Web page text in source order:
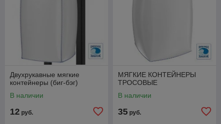
Двухрукавные мягкие
контейнеры (биг-бэг)
В наличии
12 руб.
МЯГКИЕ КОНТЕЙНЕРЫ
ТРОСОВЫЕ
В наличии
35 руб.